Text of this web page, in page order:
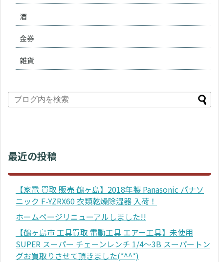
酒
金券
雑貨
最近の投稿
【家電 買取 販売 鶴ヶ島】2018年製 Panasonic パナソ
ニック F-YZRX60 衣類乾燥除湿器 入荷！
ホームページリニューアルしました!!
【鶴ヶ島市 工具買取 電動工具 エアー工具】未使用
SUPER スーパー チェーンレンチ 1/4～3B スーパートン
グお買取りさせて頂きました(*^^*)